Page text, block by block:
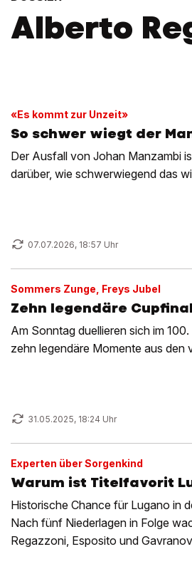
Alberto
«Es kommt zur Unzeit»
So schwer wiegt der
Der Ausfall von Johan Manzambi
darüber, wie schwerwiegend das
07.07.2026, 18:57 Uhr
Sommers Zunge, Freys Jubel
Zehn legendäre
Am Sonntag duellieren sich im
zehn legendäre Momente aus
31.05.2025, 18:24 Uhr
Experten über Sorgenkind
Warum ist Titelfavorit
Historische Chance für Lugano in
Nach fünf Niederlagen in Folge
Regazzoni, Esposito und